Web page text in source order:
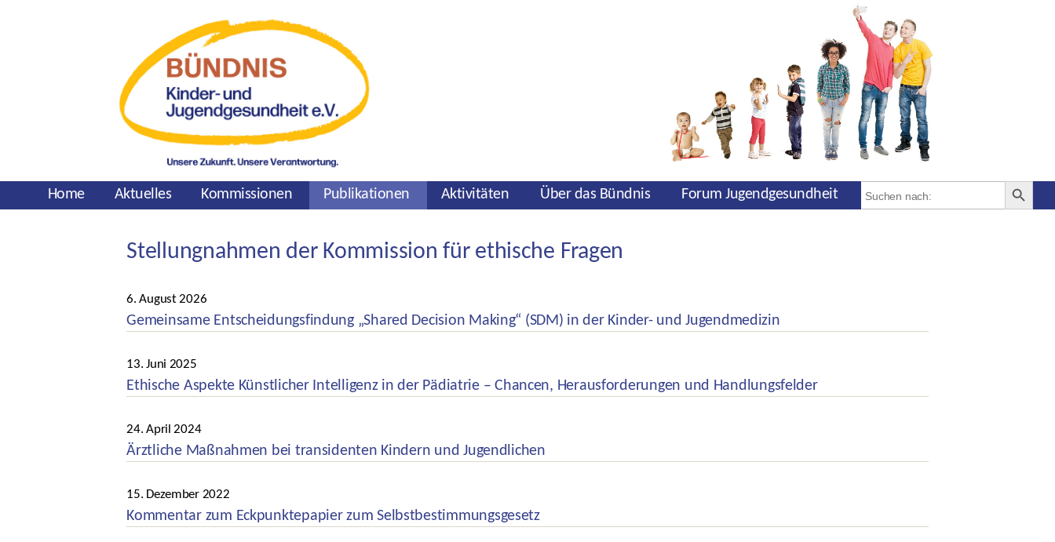
Home Aktuelles Kommissionen Publikationen Aktivitäten Über das Bündnis Forum Jugendgesundheit
for:
SEARCH
Stellungnahmen der Kommission für ethische Fragen
Kategorien
Veröffentlichungsdatum
6. August 2026
Gemeinsame Entscheidungsfindung „Shared Decision Making“ (SDM) in der Kinder- und Jugendmedizin
Kategorien
Veröffentlichungsdatum
13. Juni 2025
Ethische Aspekte Künstlicher Intelligenz in der Pädiatrie – Chancen, Herausforderungen und Handlungsfelder
Kategorien
Veröffentlichungsdatum
24. April 2024
Ärztliche Maßnahmen bei transidenten Kindern und Jugendlichen
Kategorien
Veröffentlichungsdatum
15. Dezember 2022
Kommentar zum Eckpunktepapier zum Selbstbestimmungsgesetz